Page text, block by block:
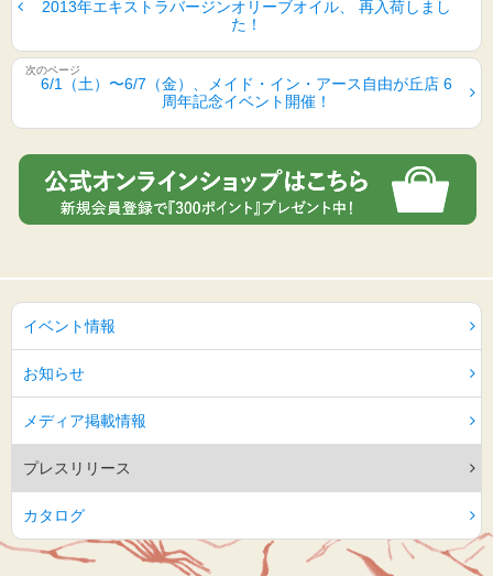
2013年エキストラバージンオリーブオイル、 再入荷しまし
た！
6/1（土）〜6/7（金）、メイド・イン・アース自由が丘店 6
周年記念イベント開催！
イベント情報
お知らせ
メディア掲載情報
プレスリリース
カタログ